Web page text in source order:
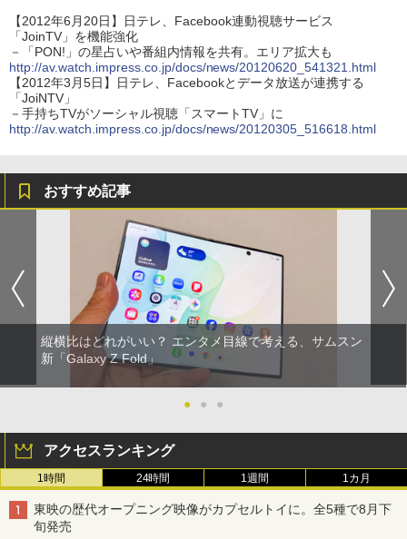
【2012年6月20日】日テレ、Facebook連動視聴サービス
「JoinTV」を機能強化
－「PON!」の星占いや番組内情報を共有。エリア拡大も
http://av.watch.impress.co.jp/docs/news/20120620_541321.html
【2012年3月5日】日テレ、Facebookとデータ放送が連携する
「JoiNTV」
－手持ちTVがソーシャル視聴「スマートTV」に
http://av.watch.impress.co.jp/docs/news/20120305_516618.html
おすすめ記事
縦横比はどれがいい？ エンタメ目線で考える、サムスン
新「Galaxy Z Fold」
● ● ●
アクセスランキング
1時間 24時間 1週間 1カ月
東映の歴代オープニング映像がカプセルトイに。全5種で8月下
旬発売